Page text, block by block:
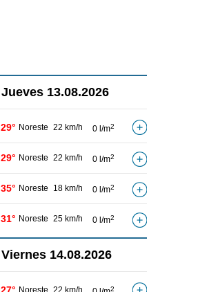
Jueves 13.08.2026
29° Noreste 22 km/h 0 l/m2
29° Noreste 22 km/h 0 l/m2
35° Noreste 18 km/h 0 l/m2
31° Noreste 25 km/h 0 l/m2
Viernes 14.08.2026
2